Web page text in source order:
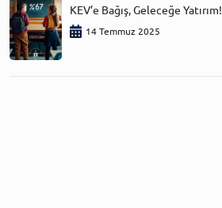
KEV’e Bağış, Geleceğe Yatırım!
14 Temmuz 2025